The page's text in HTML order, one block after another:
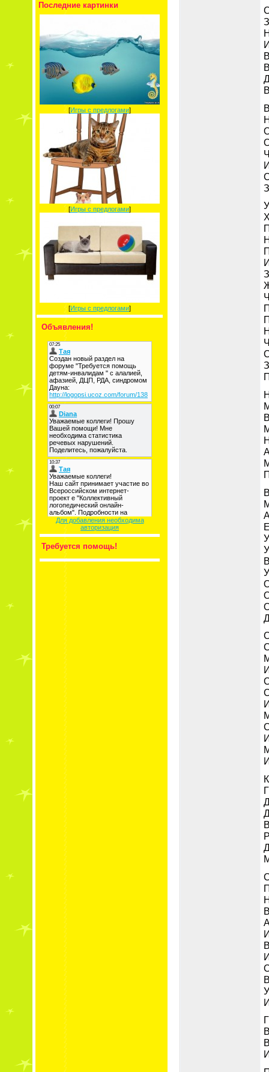
Последние картинки
[Игры с предлогами]
[Игры с предлогами]
[Игры с предлогами]
Объявления!
Для добавления необходима
авторизация
Требуется помощь!